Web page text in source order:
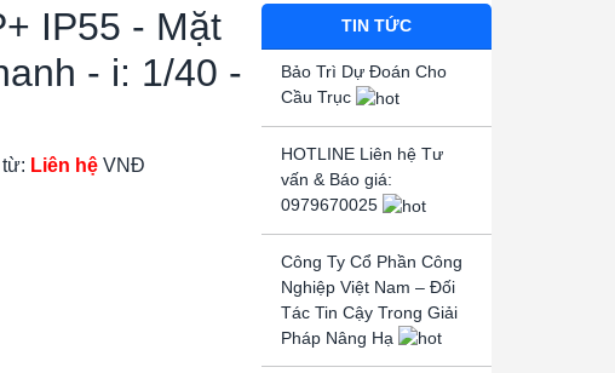
IP55 - Mặt
- i: 1/40 -
Liên hệ VNĐ
TIN TỨC
Bảo Trì Dự Đoán Cho
Cầu Trục
HOTLINE Liên hệ Tư
vấn & Báo giá:
0979670025
Công Ty Cổ Phần Công
Nghiệp Việt Nam – Đối
Tác Tin Cậy Trong Giải
Pháp Nâng Hạ